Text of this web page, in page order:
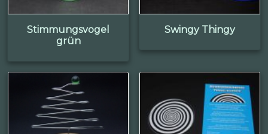
Stimmungsvogel
grün
Swingy Thingy